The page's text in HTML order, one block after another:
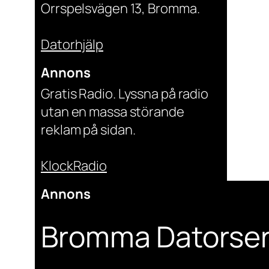
Orrspelsvägen 13, Bromma.
Datorhjälp
Annons
Gratis Radio. Lyssna på radio
utan en massa störande
reklam på sidan.
KlockRadio
Annons
Bromma